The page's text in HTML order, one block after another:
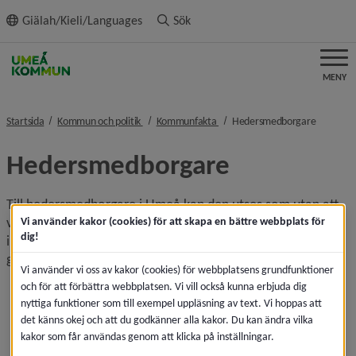
innehållet
Giälah/Kieli/Languages Sök
MENY
Startsida Kommun och politik nivå i brödsmulenavigeringen
Kommunfakta nivå i brödsmulenavigeringen
Hedersmedborgarenivå i
Hedersmedborgare
Till hedersmedborgare i Umeå kan den utses som utan att
vara bosatt i Umeå verksamt bidragit till Umeås utveckling,
i ord och handling visat staden sin kärlek eller på annat sätt
gjort Umeå känt och aktat.
Hedersmedborgare utses av ett enigt
kommunfullmäktiges presidium efter förslag från
kommunfullmäktigeledamot.
Varje hedersmedborgare erhållrt ett diplom med
Vi använder kakor (cookies) för att skapa en bättre webbplats för
dig!
Vi använder vi oss av kakor (cookies) för webbplatsens grundfunktioner
och för att förbättra webbplatsen. Vi vill också kunna erbjuda dig
nyttiga funktioner som till exempel uppläsning av text. Vi hoppas att
det känns okej och att du godkänner alla kakor. Du kan ändra vilka
kakor som får användas genom att klicka på inställningar.